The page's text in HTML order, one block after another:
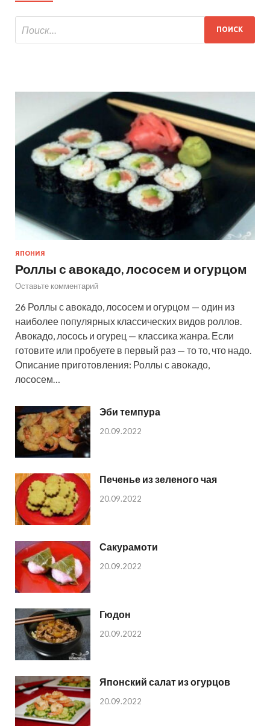
ЯПОНИЯ
Роллы с авокадо, лососем и огурцом
Оставьте комментарий
26 Роллы с авокадо, лососем и огурцом — один из
наиболее популярных классических видов роллов.
Авокадо, лосось и огурец — классика жанра. Если
готовите или пробуете в первый раз — то то, что надо.
Описание приготовления: Роллы с авокадо,
лососем…
Эби темпура
20.09.2022
Печенье из зеленого чая
20.09.2022
Сакурамоти
20.09.2022
Гюдон
20.09.2022
Японский салат из огурцов
20.09.2022